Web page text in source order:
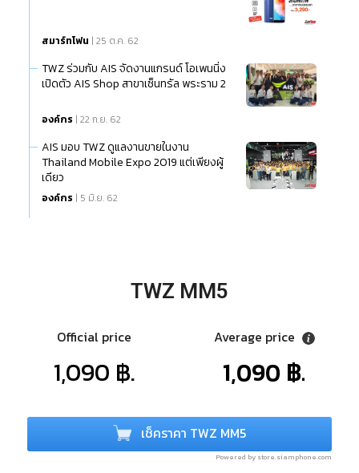
สมาร์ทโฟน | 25 ต.ค. 62
TWZ ร่วมกับ AIS จัดงานแกรนด์ โอเพนนิ่ง
เปิดตัว AIS Shop สาขาเซ็นทรัล พระราม 2
องค์กร | 22 ก.ย. 62
AIS มอบ TWZ ดูแลงานขายในงาน
Thailand Mobile Expo 2019 แต่เพียงผู้
เดียว
องค์กร | 5 มิ.ย. 62
TWZ MM5
Official price
1,090 ฿.
Average price
1,090 ฿.
เช็คราคา TWZ MM5
Powered by store.siamphone.com